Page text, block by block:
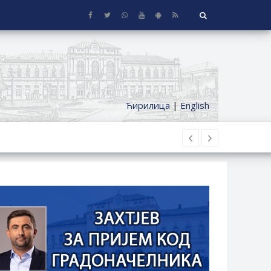
Ћирилица|English
SA OKUĆNICOM NA TERITORIJI
DODATAK ZA DEMOBILISANE BORCE